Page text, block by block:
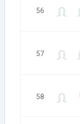
56
57
58